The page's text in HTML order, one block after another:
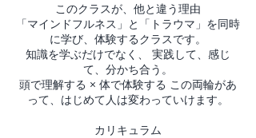
このクラスが、他と違う理由
「マインドフルネス」と「トラウマ」を同時
に学び、体験するクラスです。
知識を学ぶだけでなく、 実践して、感じ
て、分かち合う。
頭で理解する × 体で体験する この両輪があ
って、はじめて人は変わっていけます。
カリキュラム